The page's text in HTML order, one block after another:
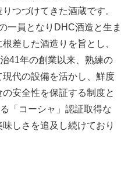
つづけてきた酒蔵です。
一員となりDHC酒造と生ま
差した酒造りを旨とし、
41年の創業以来、熟練の
代の設備を活かし、鮮度
安全性を保証する制度と
「コーシャ」認証取得な
しさを追及し続けており